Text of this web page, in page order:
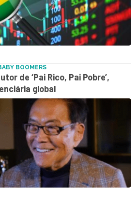
BOOMERS
de ‘Pai Rico, Pai Pobre’,
global